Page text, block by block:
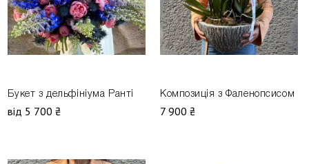
Букет з дельфініума Ранті
від 5 700 ₴
Композиція з Фаленопсисом
7 900 ₴